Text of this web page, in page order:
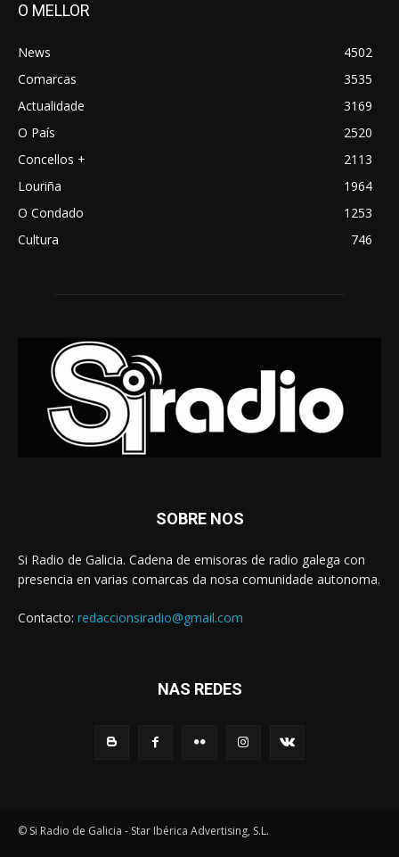
O MELLOR
News
4502
Comarcas
3535
Actualidade
3169
O País
2520
Concellos +
2113
Louriña
1964
O Condado
1253
Cultura
746
SOBRE NOS
Si Radio de Galicia. Cadena de emisoras de radio galega con
presencia en varias comarcas da nosa comunidade autonoma.
Contacto: redaccionsiradio@gmail.com
NAS REDES
© Si Radio de Galicia - Star Ibérica Advertising, S.L.